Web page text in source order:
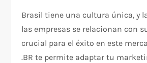
Brasil tiene una cultura única, y
las empresas se relacionan con
crucial para el éxito en este
.BR te permite adaptar tu